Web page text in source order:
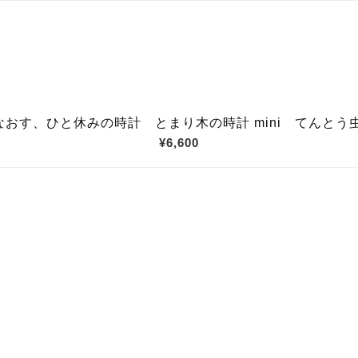
おす、ひと休みの時計 とまり木の時計 mini てんとう
¥6,600